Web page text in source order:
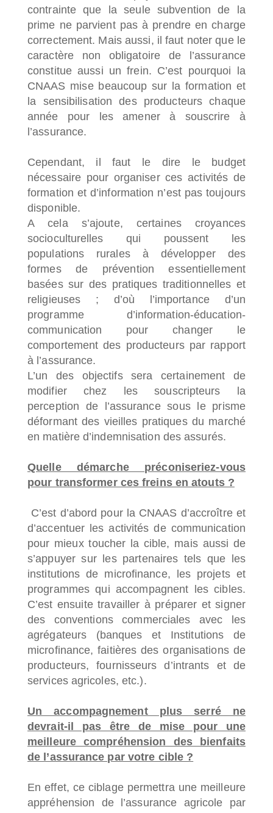
contrainte que la seule subvention de la
prime ne parvient pas à prendre en charge
correctement. Mais aussi, il faut noter que le
caractère non obligatoire de l’assurance
constitue aussi un frein. C’est pourquoi la
CNAAS mise beaucoup sur la formation et
la sensibilisation des producteurs chaque
année pour les amener à souscrire à
l’assurance.
Cependant, il faut le dire le budget
nécessaire pour organiser ces activités de
formation et d’information n’est pas toujours
disponible.
A cela s’ajoute, certaines croyances
socioculturelles qui poussent les
populations rurales à développer des
formes de prévention essentiellement
basées sur des pratiques traditionnelles et
religieuses ; d’où l’importance d’un
programme d’information-éducation-
communication pour changer le
comportement des producteurs par rapport
à l’assurance.
L’un des objectifs sera certainement de
modifier chez les souscripteurs la
perception de l’assurance sous le prisme
déformant des vieilles pratiques du marché
en matière d’indemnisation des assurés.
Quelle démarche préconiseriez-vous
pour transformer ces freins en atouts ?
C’est d’abord pour la CNAAS d’accroître et
d’accentuer les activités de communication
pour mieux toucher la cible, mais aussi de
s’appuyer sur les partenaires tels que les
institutions de microfinance, les projets et
programmes qui accompagnent les cibles.
C’est ensuite travailler à préparer et signer
des conventions commerciales avec les
agrégateurs (banques et Institutions de
microfinance, faitières des organisations de
producteurs, fournisseurs d’intrants et de
services agricoles, etc.).
Un accompagnement plus serré ne
devrait-il pas être de mise pour une
meilleure compréhension des bienfaits
de l’assurance par votre cible ?
En effet, ce ciblage permettra une meilleure
appréhension de l’assurance agricole par